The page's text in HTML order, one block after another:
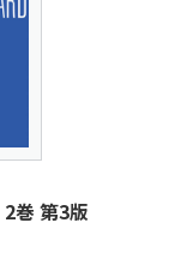
巻 第3版